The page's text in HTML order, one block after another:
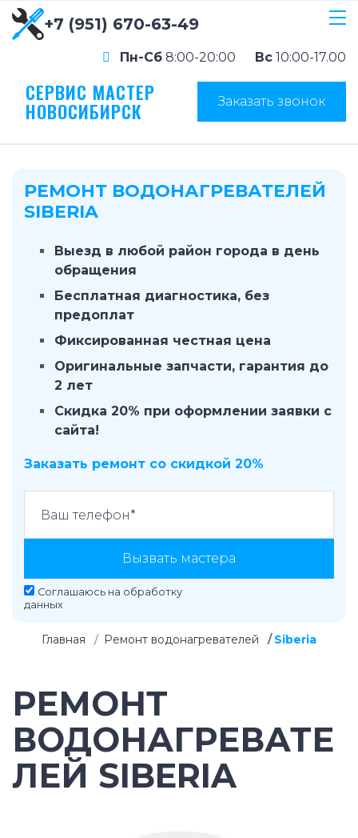
+7 (951) 670-63-49
Пн-Сб 8:00-20:00 Вс 10:00-17.00
СЕРВИС МАСТЕР
НОВОСИБИРСК Заказать звонок
РЕМОНТ ВОДОНАГРЕВАТЕЛЕЙ
SIBERIA
Выезд в любой район города в день
обращения
Бесплатная диагностика, без
предоплат
Фиксированная честная цена
Оригинальные запчасти, гарантия до
2 лет
Скидка 20% при оформлении заявки с
сайта!
Заказать ремонт со скидкой 20%
Вызвать мастера
Соглашаюсь на обработку
данных
Главная Ремонт водонагревателей Siberia
РЕМОНТ
ВОДОНАГРЕВАТЕ
ЛЕЙ SIBERIA